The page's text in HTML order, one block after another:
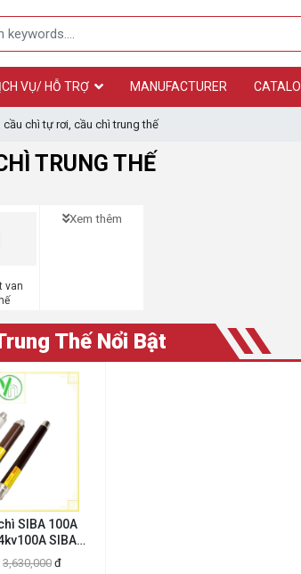
VỤ/ HỖ TRỢ MANUFACTURER
cầu chì tự rơi, cầu chì trung thế
TRUNG THẾ
van
Xem thêm
Thế Nổi Bật
SIBA 100A
SIBA
3,630,000 đ